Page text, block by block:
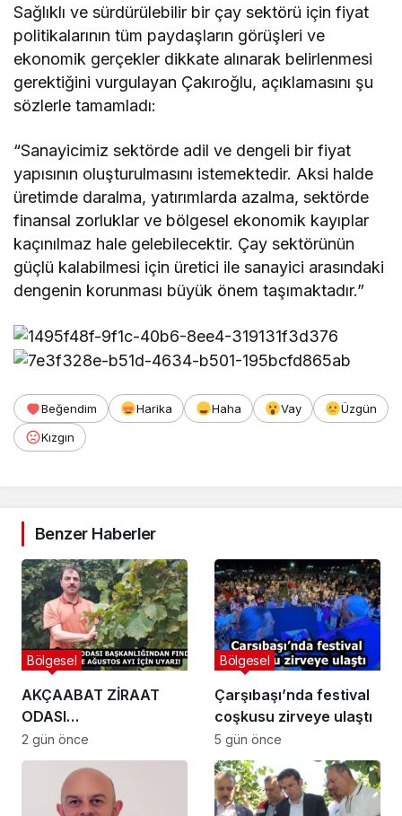
Sağlıklı ve sürdürülebilir bir çay sektörü için fiyat
politikalarının tüm paydaşların görüşleri ve
ekonomik gerçekler dikkate alınarak belirlenmesi
gerektiğini vurgulayan Çakıroğlu, açıklamasını şu
sözlerle tamamladı:
“Sanayicimiz sektörde adil ve dengeli bir fiyat
yapısının oluşturulmasını istemektedir. Aksi halde
üretimde daralma, yatırımlarda azalma, sektörde
finansal zorluklar ve bölgesel ekonomik kayıplar
kaçınılmaz hale gelebilecektir. Çay sektörünün
güçlü kalabilmesi için üretici ile sanayici arasındaki
dengenin korunması büyük önem taşımaktadır.”
Beğendim Harika Haha Vay
Üzgün
Kızgın
Benzer Haberler
AKÇAABAT ZİRAAT
ODASI
BAŞKANLIĞINDAN
FINDIK ÜRETİCİLERİNE
AĞUSTOS AYI İÇİN
UYARI!
Bölgesel
2 gün önce
Çarşıbaşı’nda festival
coşkusu zirveye ulaştı
Bölgesel
5 gün önce